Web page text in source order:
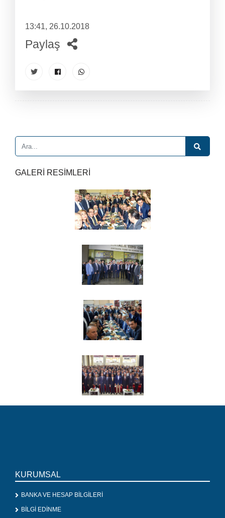
13:41, 26.10.2018
Paylaş
GALERİ RESİMLERİ
KURUMSAL
BANKA VE HESAP BİLGİLERİ
BİLGİ EDİNME